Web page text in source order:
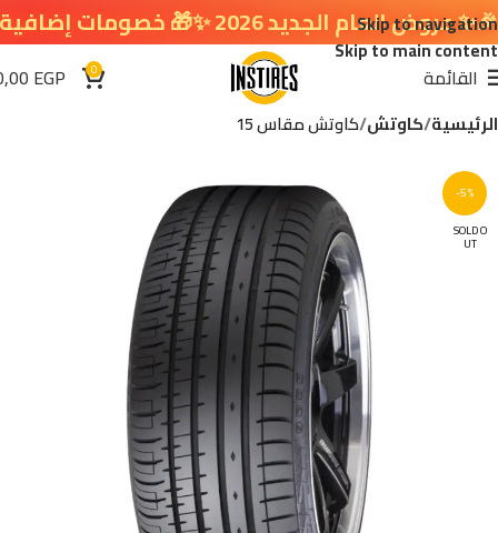
Skip to navigation
Skip to main content
القائمة 0
EGP
الرئيسية كاوتش كاوتش مقاس 15
-5%
SOLD O
UT
الجديد 2026 ✨🎁 خصومات إضافية في سلة التسوق 🔥